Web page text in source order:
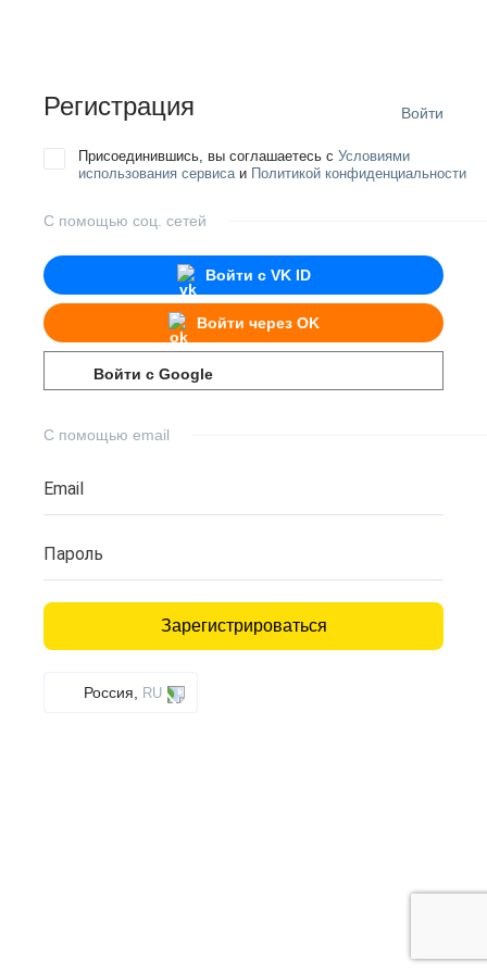
Регистрация Войти
Присоединившись, вы соглашаетесь с Условиями
использования сервисаи Политикой конфиденциальности
С помощью соц. сетей
Войти с VK ID
Войти через OK
Войти с Google
С помощью email
Email
Пароль
Зарегистрироваться
Россия, RU